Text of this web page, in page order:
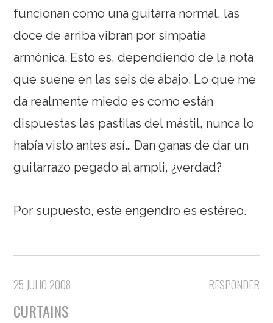
funcionan como una guitarra normal, las
doce de arriba vibran por simpatía
armónica. Esto es, dependiendo de la nota
que suene en las seis de abajo. Lo que me
da realmente miedo es como están
dispuestas las pastilas del mástil, nunca lo
había visto antes así… Dan ganas de dar un
guitarrazo pegado al ampli, ¿verdad?
Por supuesto, este engendro es estéreo.
RESPONDER
25 JULIO 2008
CURTAINS